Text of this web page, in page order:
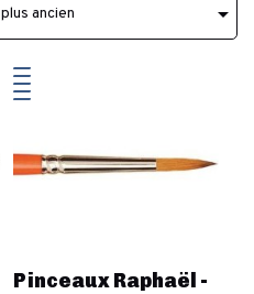
plus ancien

Pinceaux Raphaël -